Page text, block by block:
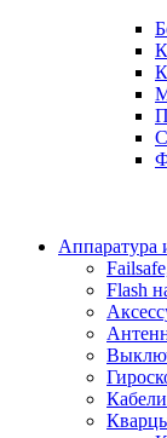
Аппаратура
Flash